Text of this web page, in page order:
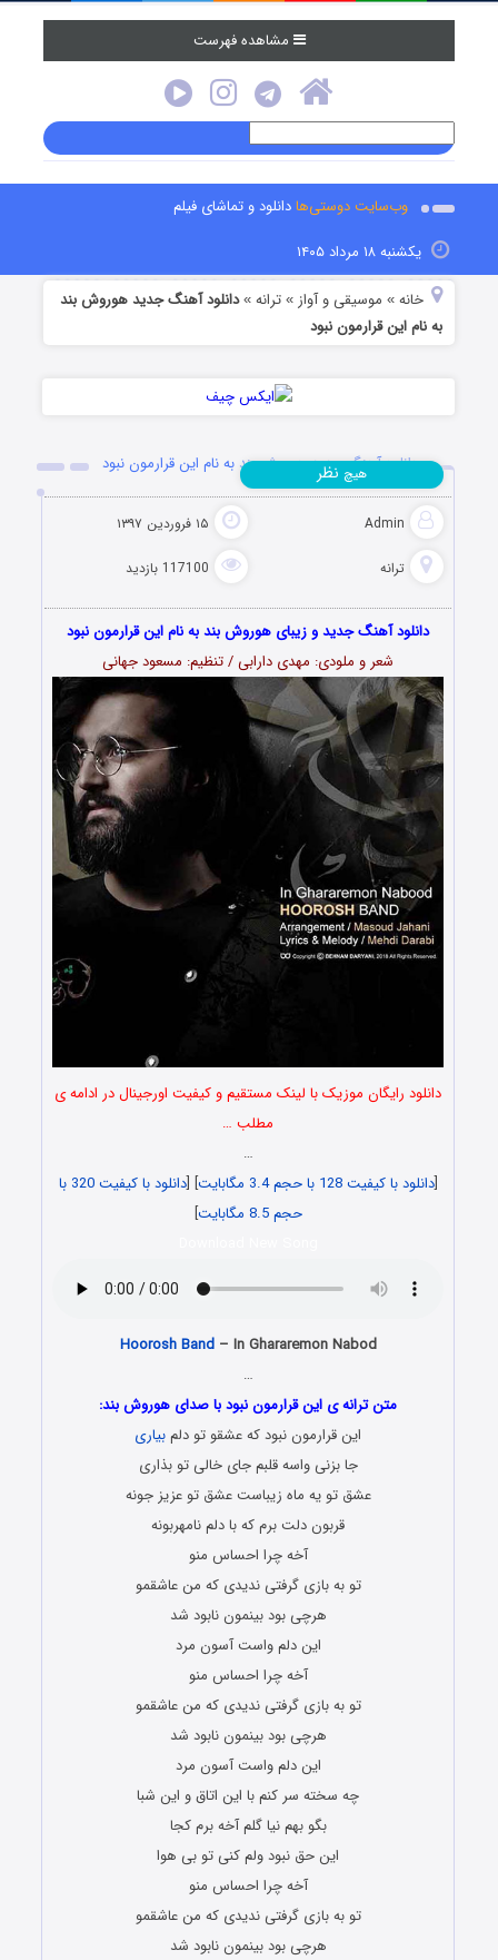
مشاهده فهرست
وب‌سایت دوستی‌هادانلود و تماشای فیلم
یکشنبه ۱۸ مرداد ۱۴۰۵
خانه » موسیقی و آواز »ترانه »دانلود آهنگ جدید هوروش بند
به نام این قرارمون نبود
دانلود آهنگ جدید هوروش بند به نام این قرارمون نبود
Admin ۱۵ فروردین ۱۳۹۷
ترانه 117100 بازدید
هیچ نظر
دانلود آهنگ جدید و زیبای هوروش بند به نام این قرارمون نبود
شعر و ملودی: مهدی دارابی / تنظیم: مسعود جهانی
دانلود رایگان موزیک با لینک مستقیم و کیفیت اورجینال در ادامه ی
مطلب …
…
[دانلود با کیفیت 128 با حجم 3.4 مگابایت ] [
دانلود با کیفیت 320 با
حجم 8.5 مگابایت
]
Hoorosh Band– In Ghararemon Nabod
…
متن ترانه ی این قرارمون نبود با صدای هوروش بند:
این قرارمون نبود که عشقو تو دلمبیاری
جا بزنی واسه قلبم جای خالی تو بذاری
عشق تو یه ماه زیباست عشق تو عزیز جونه
قربون دلت برم که با دلم نامهربونه
آخه چرا احساس منو
تو به بازی گرفتی ندیدی که من عاشقمو
هرچی بود بینمون نابود شد
این دلم واست آسون مرد
آخه چرا احساس منو
تو به بازی گرفتی ندیدی که من عاشقمو
هرچی بود بینمون نابود شد
این دلم واست آسون مرد
چه سخته سر کنم با این اتاق و این شبا
بگو بهم نیا گلم آخه برم کجا
این حق نبود ولم کنی تو بی هوا
آخه چرا احساس منو
تو به بازی گرفتی ندیدی که من عاشقمو
هرچی بود بینمون نابود شد